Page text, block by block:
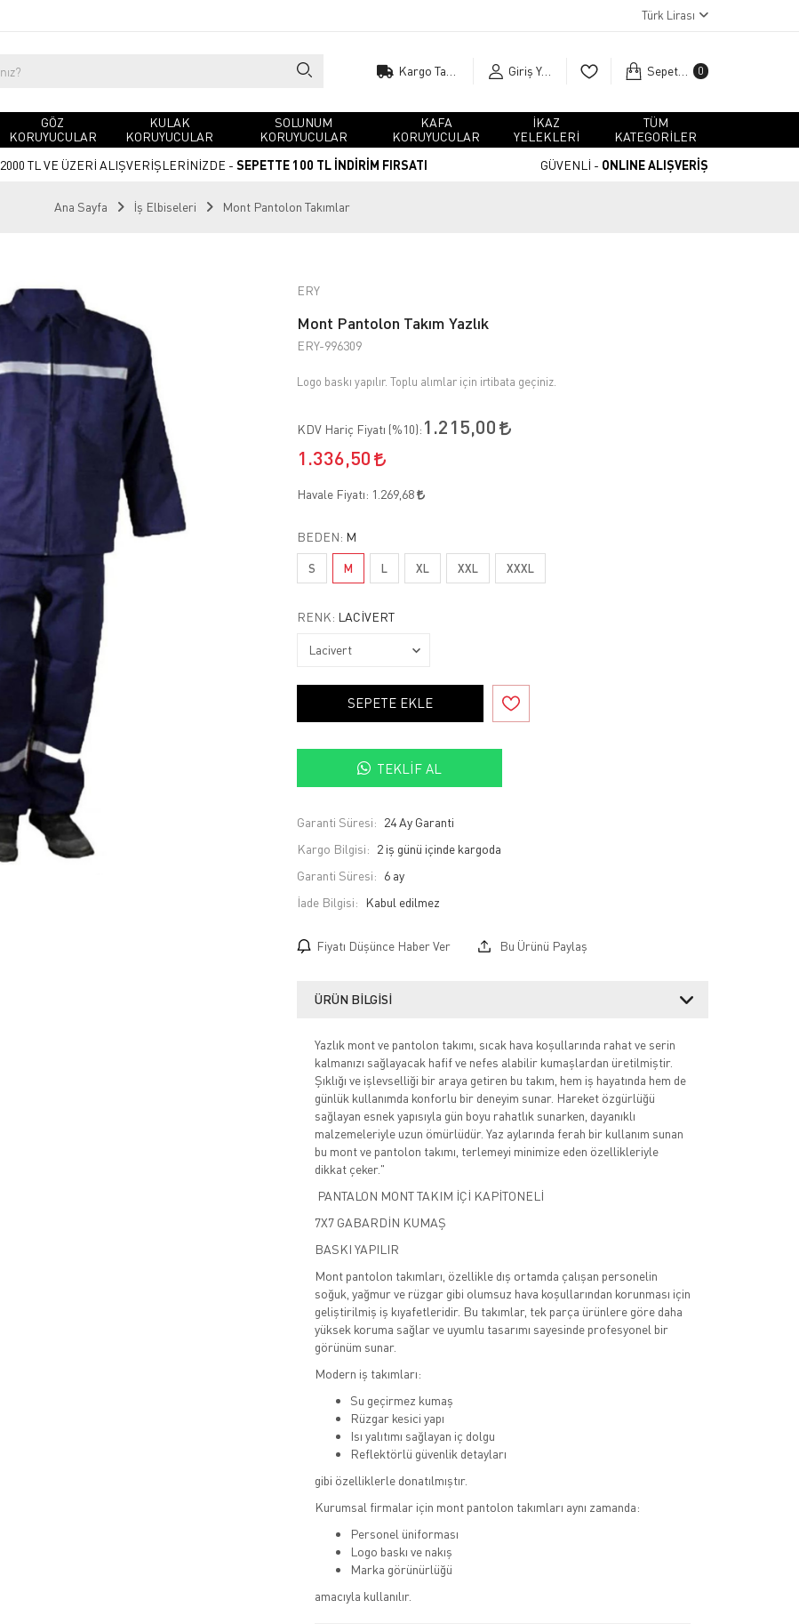
Türk Lirası
Giriş Yap Sepetim 0
GÖZ
KORUYUCULAR
KULAK
KORUYUCULAR
SOLUNUM
KORUYUCULAR
KAFA
KORUYUCULAR
İKAZ
YELEKLERİ
TÜM
KATEGORİLER
2000 TL VE ÜZERİ ALIŞVERİŞLERİNİZDE - SEPETTE 100 TL İNDİRİM FIRSATI GÜVENLİ - ONLINE ALIŞVERİŞ
Ana Sayfa İş Elbiseleri Mont Pantolon Takımlar
ERY
Mont Pantolon Takım Yazlık
ERY-996309
Logo baskı yapılır. Toplu alımlar için irtibata geçiniz.
KDV Hariç Fiyatı (%10): 1.215,00
1.336,50
Havale Fiyatı: 1.269,68
BEDEN: M
S M L XL XXL XXXL
RENK: LACIVERT
SEPETE EKLE
TEKLIF AL
Garanti Süresi: 24 Ay Garanti
Kargo Bilgisi: 2 iş günü içinde kargoda
Garanti Süresi: 6 ay
İade Bilgisi:
Fiyatı Düşünce Haber Ver Bu Ürünü Paylaş
ÜRÜN BILGISI
Yazlık mont ve pantolon takımı, sıcak hava koşullarında rahat ve serin
kalmanızı sağlayacak hafif ve nefes alabilir kumaşlardan üretilmiştir.
Şıklığı ve işlevselliği bir araya getiren bu takım, hem iş hayatında hem de
günlük kullanımda konforlu bir deneyim sunar. Hareket özgürlüğü
sağlayan esnek yapısıyla gün boyu rahatlık sunarken, dayanıklı
malzemeleriyle uzun ömürlüdür. Yaz aylarında ferah bir kullanım sunan
bu mont ve pantolon takımı, terlemeyi minimize eden özellikleriyle
dikkat çeker."
PANTALON MONT TAKIM İÇİ KAPİTONELİ
7X7 GABARDİN KUMAŞ
BASKI YAPILIR
Mont pantolon takımları, özellikle dış ortamda çalışan personelin
soğuk, yağmur ve rüzgar gibi olumsuz hava koşullarından korunması için
geliştirilmiş iş kıyafetleridir. Bu takımlar, tek parça ürünlere göre daha
yüksek koruma sağlar ve uyumlu tasarımı sayesinde profesyonel bir
görünüm sunar.
Modern iş takımları:
Su geçirmez kumaş
Rüzgar kesici yapı
Isı yalıtımı sağlayan iç dolgu
Reflektörlü güvenlik detayları
gibi özelliklerle donatılmıştır.
Kurumsal firmalar için mont pantolon takımları aynı zamanda:
Personel üniforması
Logo baskı ve nakış
Marka görünürlüğü
amacıyla kullanılır.